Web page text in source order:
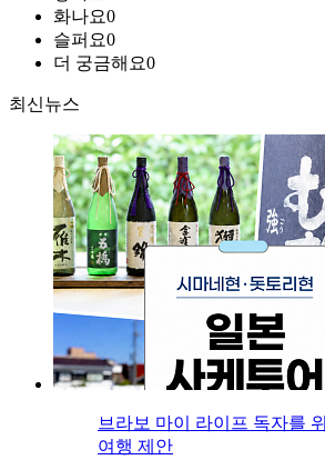
화나요0
슬퍼요0
더 궁금해요0
최신뉴스
브라보 마이 라이프 독자를
여행 제안